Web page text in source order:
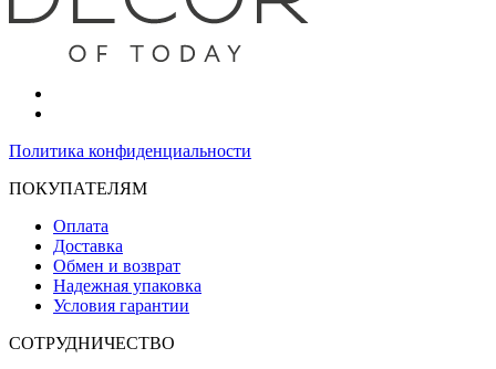
Политика конфиденциальности
ПОКУПАТЕЛЯМ
Оплата
Доставка
Обмен и возврат
Надежная упаковка
Условия гарантии
СОТРУДНИЧЕСТВО